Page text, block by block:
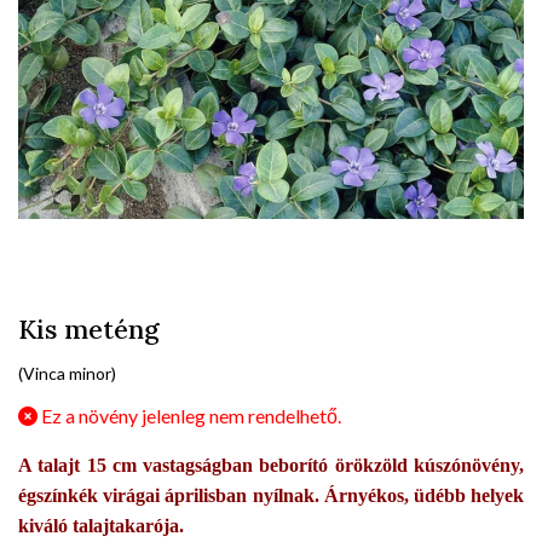
Kis meténg
(Vinca minor)
Ez a növény jelenleg nem rendelhető.
A talajt 15 cm vastagságban beborító örökzöld kúszónövény,
égszínkék virágai áprilisban nyílnak. Árnyékos, üdébb helyek
kiváló talajtakarója.